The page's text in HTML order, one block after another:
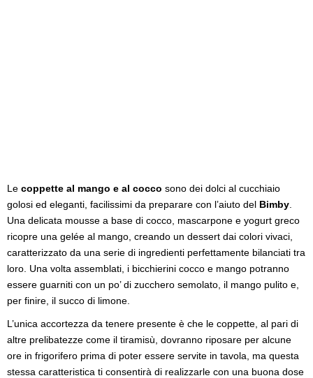
Le coppette al mango e al cocco sono dei dolci al cucchiaio
golosi ed eleganti, facilissimi da preparare con l’aiuto del Bimby
Una delicata mousse a base di cocco, mascarpone e yogurt greco
ricopre una gelée al mango, creando un dessert dai colori vivaci,
caratterizzato da una serie di ingredienti perfettamente bilanciati tra
loro. Una volta assemblati, i bicchierini cocco e mango potranno
essere guarniti con un po’ di zucchero semolato, il mango pulito e,
per finire, il succo di limone.
L’unica accortezza da tenere presente è che le coppette, al pari di
altre prelibatezze come il tiramisù, dovranno riposare per alcune
ore in frigorifero prima di poter essere servite in tavola, ma questa
stessa caratteristica ti consentirà di realizzarle con una buona dose